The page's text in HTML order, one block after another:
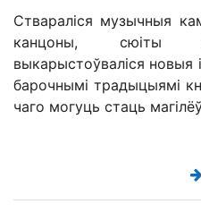
Ствараліся музычныя
канцоны, сюіты
выкарыстоўваліся новыя
барочнымі традыцыямі
чаго могуць стаць